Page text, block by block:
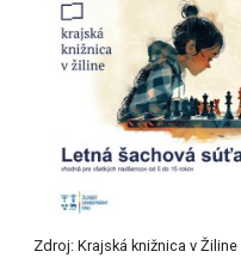
Zdroj: Krajská knižnica v Žiline